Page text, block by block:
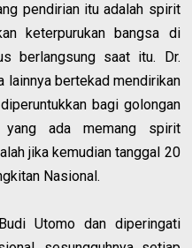
pendirian itu adalah spirit
keterpurukan bangsa di
berlangsung saat itu. Dr.
lainnya bertekad mendirikan
bagi golongan
ada memang spirit
jika kemudian tanggal 20
Nasional.
Utomo dan diperingati